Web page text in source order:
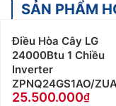
SẢN PHẨM
Điều Hòa Cây LG
24000Btu 1 Chiều
Inverter
ZPNQ24GS1AO/
25.500.000